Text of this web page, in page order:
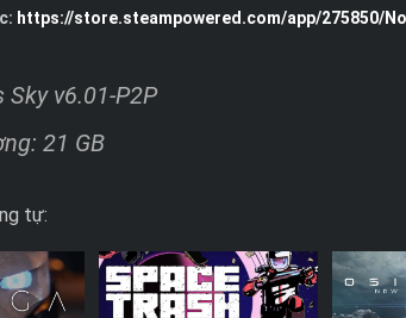
https://store.steampowered.com/app/275850/
Sky v6.01-P2P
21 GB
tự: